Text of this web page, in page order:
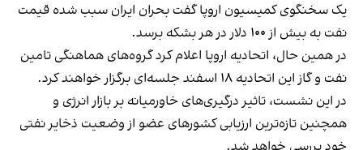
یک سخنگوی کمیسیون اروپا گفت بحران ایران سبب شده قیمت
نفت به بیش از ۱۰۰ دلار در هر بشکه برسد.
‫در همین حال، اتحادیه اروپا اعلام کرد گروه‌های هماهنگی تامین
نفت و گاز این اتحادیه ۱۸ اسفند جلسه‌ای برگزار خواهند کرد.
در این نشست، تاثیر درگیری‌های خاورمیانه بر بازار انرژی و
همچنین تازه‌ترین ارزیابی کشورهای عضو از وضعیت ذخایر نفتی